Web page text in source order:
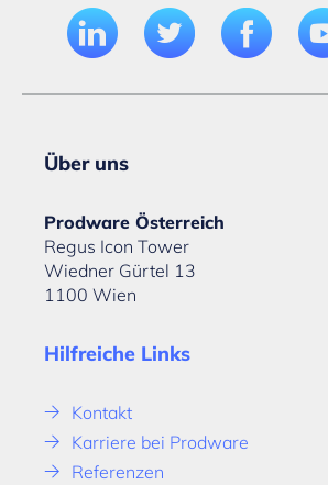
Über uns
Prodware Österreich
Regus Icon Tower
Wiedner Gürtel 13
1100 Wien
Hilfreiche Links
Kontakt
Karriere bei Prodware
Referenzen